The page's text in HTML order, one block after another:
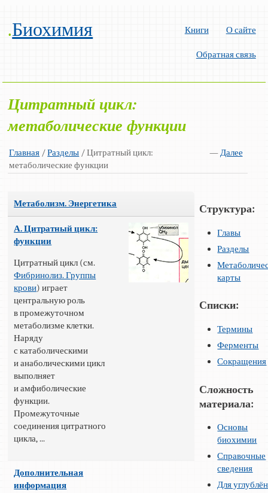
.Биохимия Книги О сайте
Обратная связь
Цитратный цикл:
метаболические функции
Главная / —Далее
Разделы / Цитратный цикл:
метаболические функции
Метаболизм. Энергетика
А. Цитратный цикл:
функции
Цитратный цикл (см.
Фибринолиз. Группы
крови) играет
центральную роль
в промежуточном
метаболизме клетки.
Наряду
с катаболическими
и анаболическими цикл
выполняет
и амфиболические
функции.
Промежуточные
соединения цитратного
цикла, ...
Дополнительная
информация
Структура:
Главы
Разделы
карты
Списки:
Термины
Ферменты
Сокращения
Сложность
материала:
Основы
биохимии
Справочные
сведения
Для